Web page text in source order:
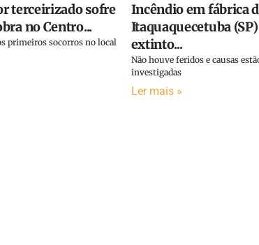
terceirizado sofre
no Centro...
primeiros socorros no local
Incêndio em fábrica
Itaquaquecetuba
extinto...
Não houve feridos e causas
investigadas
Ler mais »